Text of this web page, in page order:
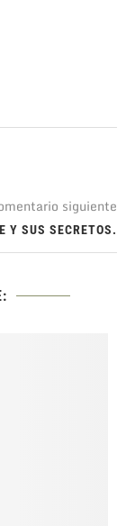
siguiente
Y SUS SECRETOS.